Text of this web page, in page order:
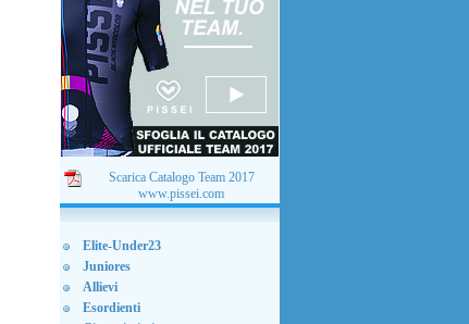
Scarica Catalogo Team 2017
www.pissei.com
Elite-Under23
Juniores
Allievi
Esordienti